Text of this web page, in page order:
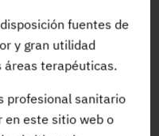
fuentes de
y gran utilidad
áreas terapéuticas.
profesional sanitario
en este sitio web o